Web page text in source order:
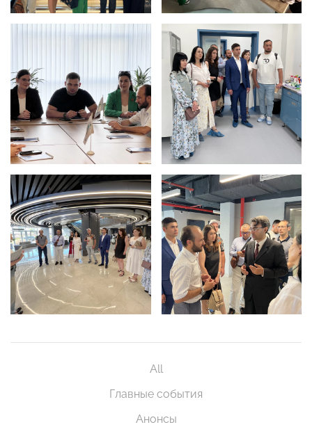
All
Главные события
Анонсы